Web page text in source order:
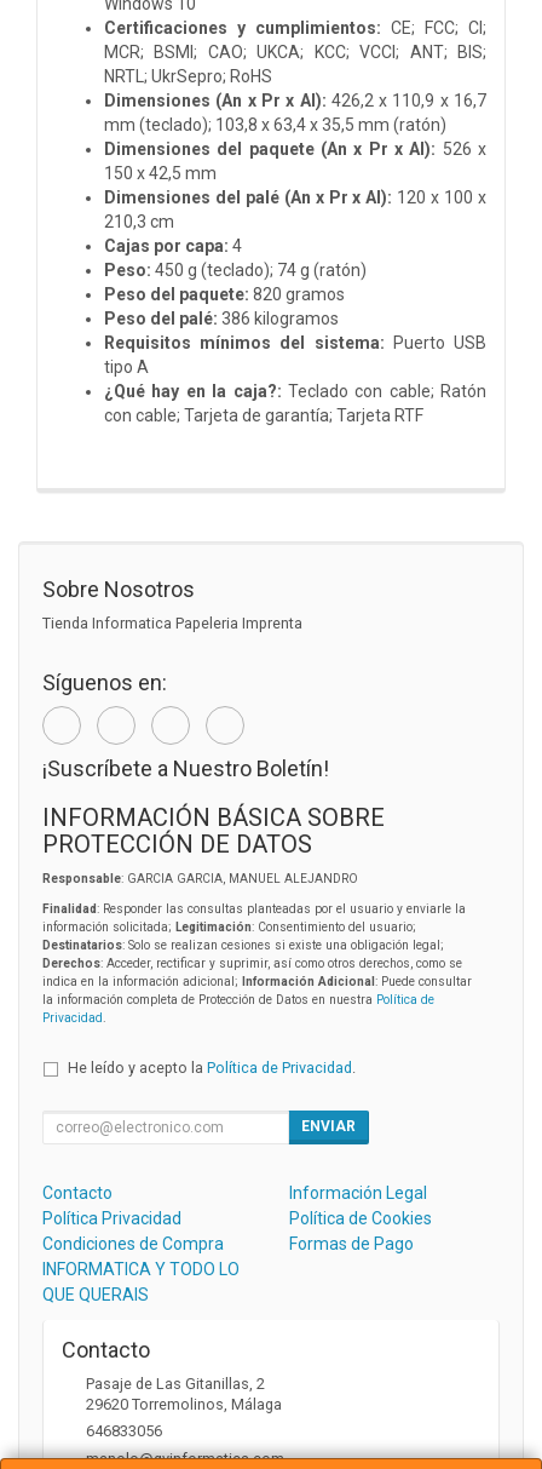
Certificaciones y cumplimientos: CE; FCC; CI;
MCR; BSMI; CAO; UKCA; KCC; VCCI; ANT; BIS;
NRTL; UkrSepro; RoHS
Dimensiones (An x Pr x Al): 426,2 x 110,9 x 16,7
mm (teclado); 103,8 x 63,4 x 35,5 mm (ratón)
Dimensiones del paquete (An x Pr x Al): 526 x
150 x 42,5 mm
Dimensiones del palé (An x Pr x Al): 120 x 100 x
210,3 cm
Cajas por capa: 4
Peso: 450 g (teclado); 74 g (ratón)
Peso del paquete: 820 gramos
Peso del palé: 386 kilogramos
Requisitos mínimos del sistema:
Puerto USB
tipo A
¿Qué hay en la caja?: Teclado con cable; Ratón
con cable; Tarjeta de garantía; Tarjeta RTF
Sobre Nosotros
Tienda Informatica Papeleria Imprenta
Síguenos en:
¡Suscríbete a Nuestro Boletín!
INFORMACIÓN BÁSICA SOBRE
PROTECCIÓN DE DATOS
Responsable: GARCIA GARCIA, MANUEL ALEJANDRO
Finalidad: Responder las consultas planteadas por el usuario y enviarle la
información solicitada; Legitimación: Consentimiento del usuario;
Destinatarios: Solo se realizan cesiones si existe una obligación legal;
Derechos: Acceder, rectificar y suprimir, así como otros derechos, como se
indica en la información adicional;
Información Adicional : Puede consultar
la información completa de Protección de Datos en nuestra Política de
Privacidad
He leído y acepto la Política de Privacidad
ENVIAR
Contacto
Información Legal
Política Privacidad
Política de Cookies
Condiciones de Compra
Formas de Pago
INFORMATICA Y TODO LO
QUE QUERAIS
Contacto
Pasaje de Las Gitanillas, 2
29620 Torremolinos Málaga
646833056
manolo@gvinformatica.com